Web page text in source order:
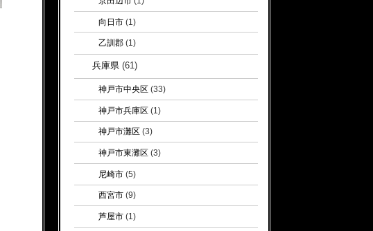
向日市(1)
乙訓郡(1)
兵庫県(61)
神戸市中央区(33)
神戸市兵庫区(1)
神戸市灘区 (3)
神戸市東灘区(3)
尼崎市(5)
西宮市(9)
芦屋市(1)